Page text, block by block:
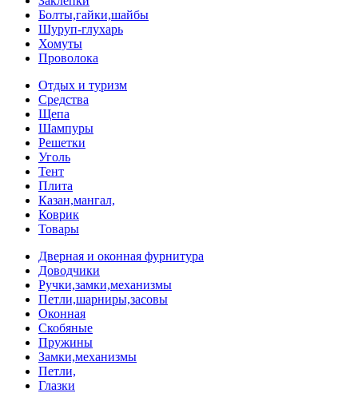
Болты,гайки,шайбы
Шуруп-глухарь
Хомуты
Проволока
Отдых и туризм
Средства
Щепа
Шампуры
Решетки
Уголь
Тент
Плита
Казан,мангал,
Коврик
Товары
Дверная и оконная фурнитура
Доводчики
Ручки,замки,механизмы
Петли,шарниры,засовы
Оконная
Скобяные
Пружины
Замки,механизмы
Петли,
Глазки